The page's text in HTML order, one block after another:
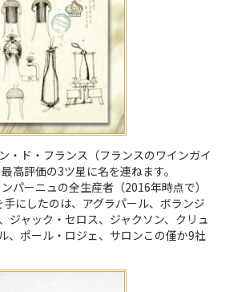
・ド・フランス（フランスのワインガイ
高評価の3ツ星に名を連ねます。
パーニュの全生産者（2016年時点で）
にしたのは、アグラパール、ボランジ
ジャック・セロス、ジャクソン、クリュ
、ポール・ロジェ、サロンこの僅か9社